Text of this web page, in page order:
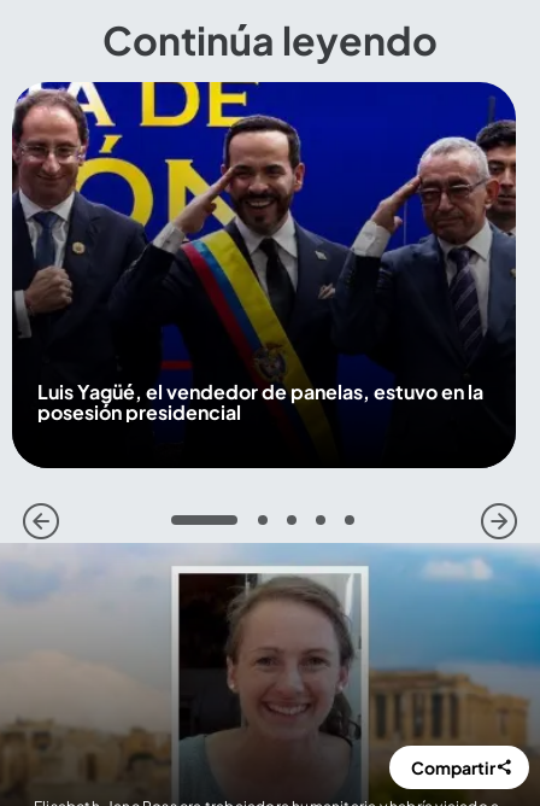
Continúa leyendo
Luis Yagüé, el vendedor de panelas, estuvo en la
posesión presidencial
1 2 3 4 5
Compartir